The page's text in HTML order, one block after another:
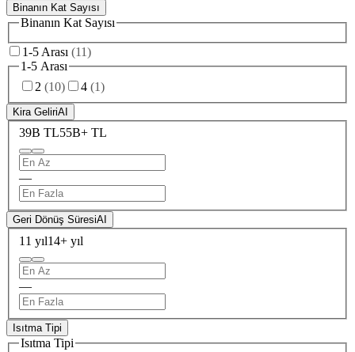
Binanın Kat Sayısı
Binanın Kat Sayısı
1-5 Arası (11)
1-5 Arası
2 (10) 4 (1)
Kira GeliriAI
39B TL55B+ TL
—
Geri Dönüş SüresiAI
11 yıl14+ yıl
—
Isıtma Tipi
Isıtma Tipi